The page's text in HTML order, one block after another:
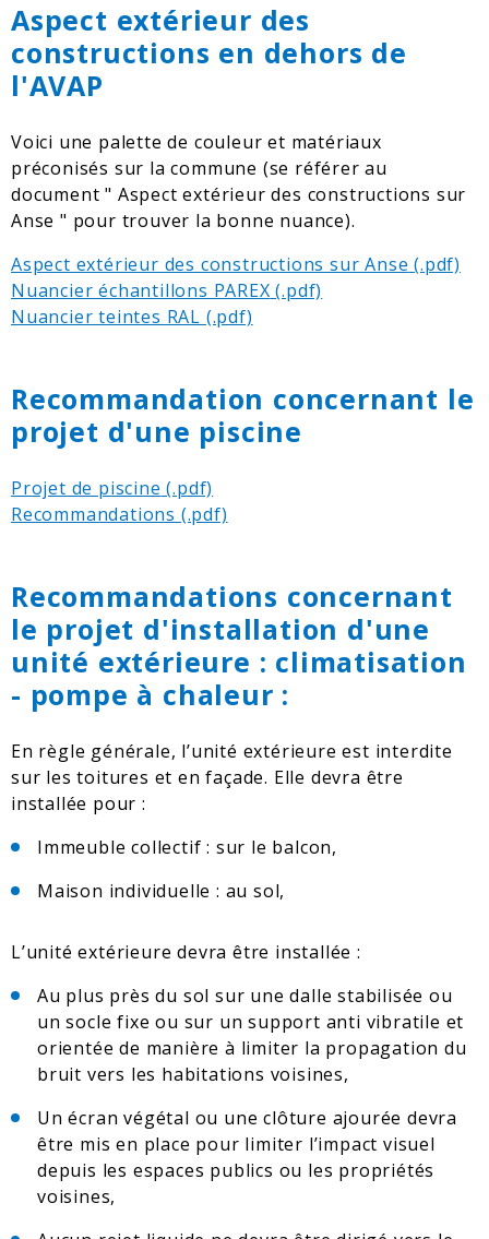
Aspect extérieur des
constructions en dehors de
l'AVAP
Voici une palette de couleur et matériaux
préconisés sur la commune (se référer au
document " Aspect extérieur des constructions sur
Anse " pour trouver la bonne nuance).
Aspect extérieur des constructions sur Anse
Nuancier échantillons PAREX
Nuancier teintes RAL
Recommandation concernant le
projet d'une piscine
Projet de piscine
Recommandations
Recommandations concernant
le projet d'installation d'une
unité extérieure : climatisation
- pompe à chaleur :
En règle générale, l’unité extérieure est interdite
sur les toitures et en façade. Elle devra être
installée pour :
Immeuble collectif : sur le balcon,
Maison individuelle : au sol,
L’unité extérieure devra être installée :
Au plus près du sol sur une dalle stabilisée ou
un socle fixe ou sur un support anti vibratile et
orientée de manière à limiter la propagation du
bruit vers les habitations voisines,
Un écran végétal ou une clôture ajourée devra
être mis en place pour limiter l’impact visuel
depuis les espaces publics ou les propriétés
voisines,